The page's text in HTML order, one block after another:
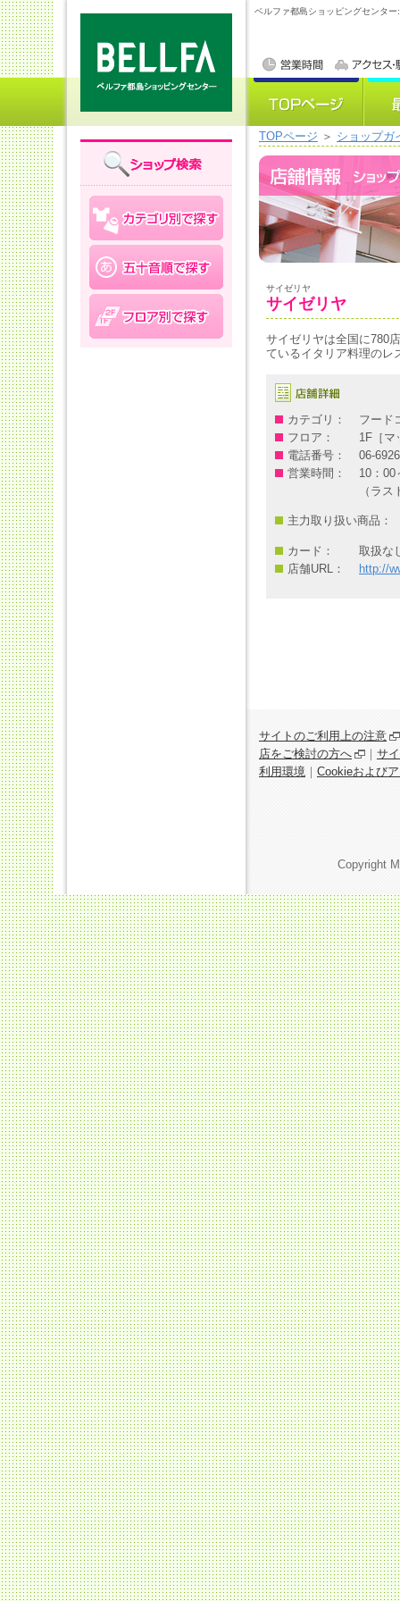
ベルファ都島ショッピングセンタ
TOPページ ＞ ショップガ
サイゼリヤ
サイゼリヤ
サイゼリヤは全国に780
ているイタリア料理のレ
カテゴリ：
フード
フロア：
1F［
電話番号：
06-
営業時間：
10：00
（ラ
主力取り扱い商品：
カード：
取扱な
店舗URL：
http://
サイトのご利用上の注意
店をご検討の方へ
｜ サ
利用環境 ｜ Cookieおよび
Copyright